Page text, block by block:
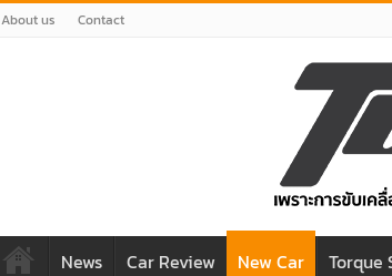
About us Contact
News Car Review New Car Torque